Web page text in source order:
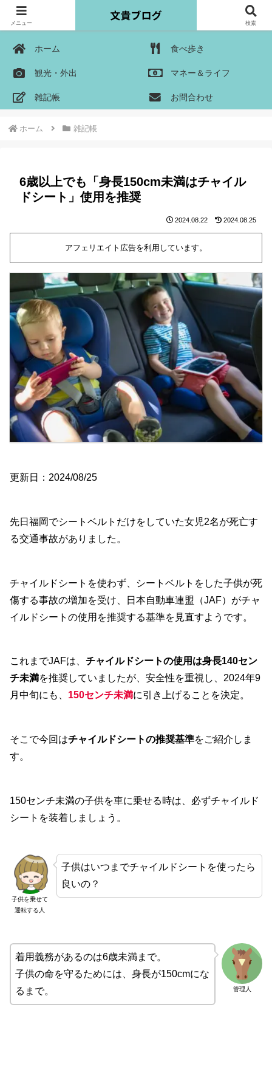
ホーム 食べ歩き
観光・外出 マネー＆ライフ
雑記帳 お問合わせ
ホーム 雑記帳
6歳以上でも「身長150cm未満はチャイル
ドシート」使用を推奨
2024.08.22 2024.08.25
アフェリエイト広告を利用しています。
更新日：2024/08/25
先日福岡でシートベルトだけをしていた女児2名が死亡す
る交通事故がありました。
チャイルドシートを使わず、シートベルトをした子供が死
傷する事故の増加を受け、日本自動車連盟（JAF）がチャ
イルドシートの使用を推奨する基準を見直すようです。
これまでJAFは、 チャイルドシートの使用は身長140セン
チ未満を推奨していましたが、安全性を重視し、2024年9
月中旬にも、 150センチ未満に引き上げることを決定。
そこで今回はチャイルドシートの推奨基準をご紹介しま
す。
150センチ未満の子供を車に乗せる時は、必ずチャイルド
シートを装着しましょう。
子供を乗せて
運転する人
子供はいつまでチャイルドシートを使ったら
良いの？
管理人
着用義務があるのは6歳未満まで。
子供の命を守るためには、身長が150cmにな
るまで。
メニュー 検索